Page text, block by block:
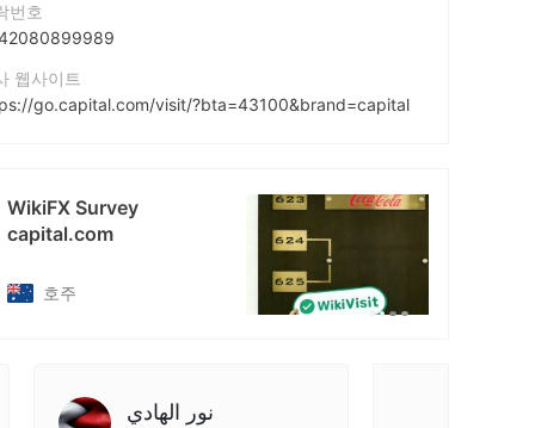
번호
웹사이트
go.capital.com/visit/?bta=43100&brand=capital
www.facebook.com/capitalcom/
WikiFX Survey
capital.com
벨로루시
نور الهادي